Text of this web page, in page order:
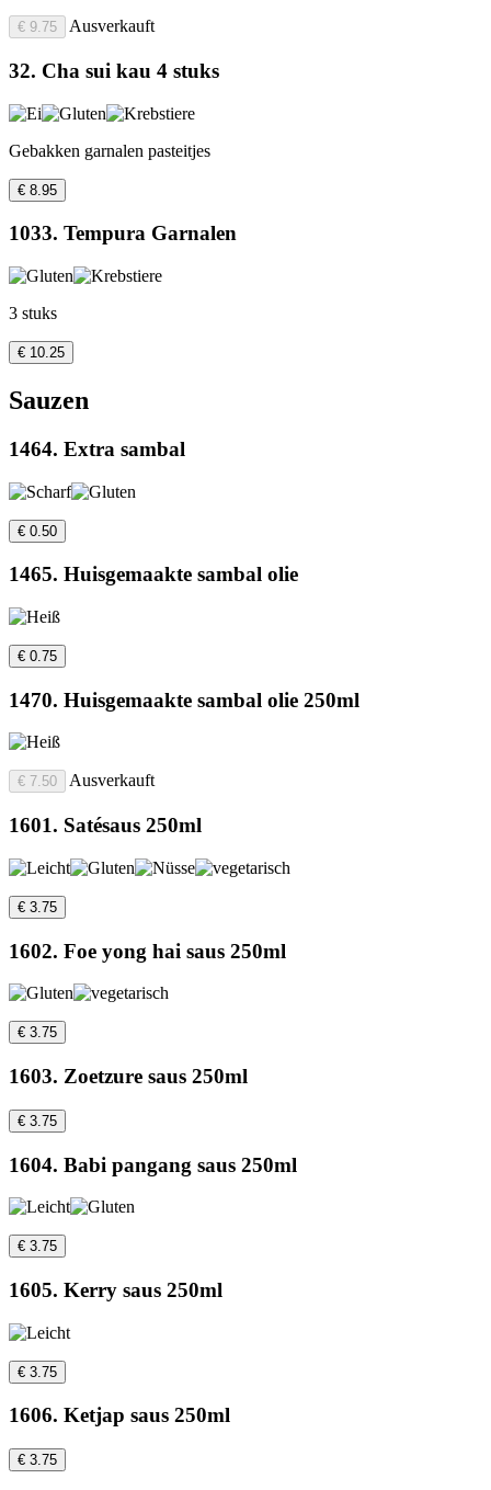
€ 9.75 Ausverkauft
32. Cha sui kau 4 stuks
Gebakken garnalen pasteitjes
€ 8.95
1033. Tempura Garnalen
3 stuks
€ 10.25
Sauzen
1464. Extra sambal
€ 0.50
1465. Huisgemaakte sambal olie
€ 0.75
1470. Huisgemaakte sambal olie 250ml
€ 7.50 Ausverkauft
1601. Satésaus 250ml
€ 3.75
1602. Foe yong hai saus 250ml
€ 3.75
1603. Zoetzure saus 250ml
€ 3.75
1604. Babi pangang saus 250ml
€ 3.75
1605. Kerry saus 250ml
€ 3.75
1606. Ketjap saus 250ml
€ 3.75